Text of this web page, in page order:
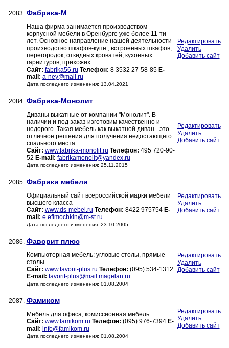
2083. Фабрика-М
Наша фирма занимается производством
корпусной мебели в Оренбурге уже более 11-ти
лет. Основное направление нашей деятельности-
производство шкафов-купе , встроенных шкафов,
перегородок, откидных кроватей, кухонных
гарнитуров, прихожих...
Сайт: fabrika56.ru Телефон: 8 3532 27-58-85 E-
mail: a-ney@mail.ru
Дата последнего изменения: 13.04.2021
Редактировать
Удалить
Добавить сайт
2084. Фабрика-Монолит
Диваны выкатные от компании "Монолит". В
наличии и под заказ изготовим качественно и
недорого. Такая мебель как выкатной диван - это
отличное решения для получения недостающего
спального места.
Сайт: www.fabrika-monolit.ru Телефон: 495 720-90-
52 E-mail: fabrikamonolit@yandex.ru
Дата последнего изменения: 25.11.2015
Редактировать
Удалить
Добавить сайт
2085. Фабрики мебели
Официальный сайт всероссийской марки мебели
высшего класса
Сайт: www.ds-mebel.ru Телефон: 8422 975754 E-
mail: e.efimochkin@m-st.ru
Дата последнего изменения: 23.10.2005
Редактировать
Удалить
Добавить сайт
2086. Фаворит плюс
Компьютерная мебель: угловые столы, прямые
столы.
Сайт: www.favorit-plus.ru Телефон: (095) 534-1312
E-mail: favorit-plus@mail.magelan.ru
Дата последнего изменения: 01.08.2004
Редактировать
Удалить
Добавить сайт
2087. Фамиком
Мебель для офиса, комиссионная мебель.
Сайт: www.famikom.ru Телефон: (095) 976-7394 E-
mail: info@famikom.ru
Дата последнего изменения: 01.08.2004
Редактировать
Удалить
Добавить сайт